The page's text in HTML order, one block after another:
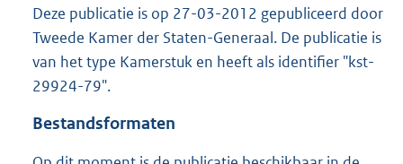
s
r
o
:
Deze publicatie is op 27-03-2012 gepubliceerd door
Tweede Kamer der Staten-Generaal. De publicatie is
van het type Kamerstuk en heeft als identifier "kst-
29924-79".
Bestandsformaten